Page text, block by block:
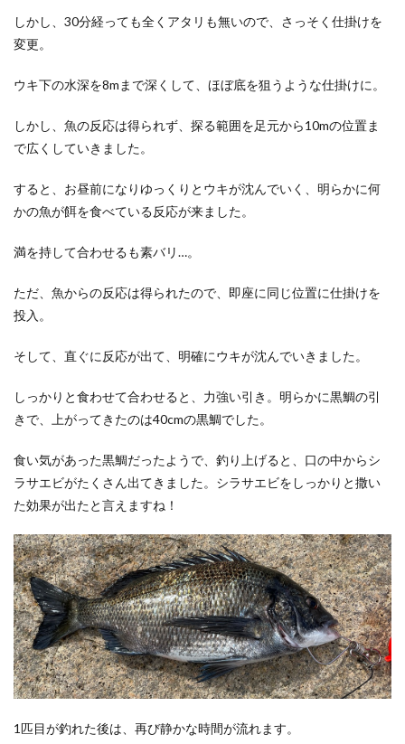
しかし、30分経っても全くアタリも無いので、さっそく仕掛けを
変更。
ウキ下の水深を8mまで深くして、ほぼ底を狙うような仕掛けに。
しかし、魚の反応は得られず、探る範囲を足元から10mの位置ま
で広くしていきました。
すると、お昼前になりゆっくりとウキが沈んでいく、明らかに何
かの魚が餌を食べている反応が来ました。
満を持して合わせるも素バリ…。
ただ、魚からの反応は得られたので、即座に同じ位置に仕掛けを
投入。
そして、直ぐに反応が出て、明確にウキが沈んでいきました。
しっかりと食わせて合わせると、力強い引き。明らかに黒鯛の引
きで、上がってきたのは40cmの黒鯛でした。
食い気があった黒鯛だったようで、釣り上げると、口の中からシ
ラサエビがたくさん出てきました。シラサエビをしっかりと撒い
た効果が出たと言えますね！
1匹目が釣れた後は、再び静かな時間が流れます。